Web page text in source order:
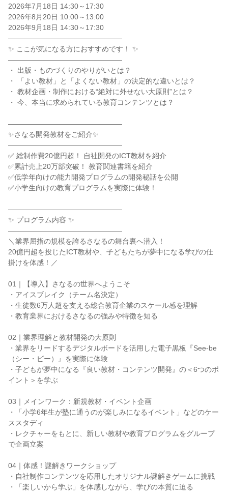
2026年7月18日 14:30～17:30
2026年8月20日 10:00～13:00
2026年9月18日 14:30～17:30
――――――――――――――――
✨ ここが気になる方におすすめです！ ✨
――――――――――――――――
・ 出版・ものづくりのやりがいとは？
・ 「よい教材」と「よくない教材」の決定的な違いとは？
・ 教材企画・制作における“絶対に外せない大原則”とは？
・ 今、本当に求められている教育コンテンツとは？
――――――――――――――――
✨さなる開発教材をご紹介✨
――――――――――――――――
✅ 総制作費20億円超！ 自社開発のICT教材を紹介
✅累計売上20万部突破！ 教育関連書籍を紹介
✅低学年向けの能力開発プログラムの開発秘話を公開
✅小学生向けの教育プログラムを実際に体験！
――――――――――――――――
✨ プログラム内容 ✨
――――――――――――――――
＼業界屈指の規模を誇るさなるの舞台裏へ潜入！
20億円超を投じたICT教材や、子どもたちが夢中になる学びの仕
掛けを体感！／
01｜【導入】さなるの世界へようこそ
・アイスブレイク（チーム名決定）
・生徒数6万人超を支える総合教育企業のスケール感を理解
・教育業界におけるさなるの強みや特徴を知る
02｜業界理解と教材開発の大原則
・業界をリードするデジタルボードを活用した電子黒板『See-be
（シー・ビー）』を実際に体験
・子どもが夢中になる『良い教材・コンテンツ開発』の＜6つのポ
イント＞を学ぶ
03｜メインワーク：新規教材・イベント企画
・「小学6年生が塾に通うのが楽しみになるイベント」などのケー
ススタディ
・レクチャーをもとに、新しい教材や教育プログラムをグループ
で企画立案
04｜体感！謎解きワークショップ
・自社制作コンテンツを応用したオリジナル謎解きゲームに挑戦
・「楽しいから学ぶ」を体感しながら、学びの本質に迫る